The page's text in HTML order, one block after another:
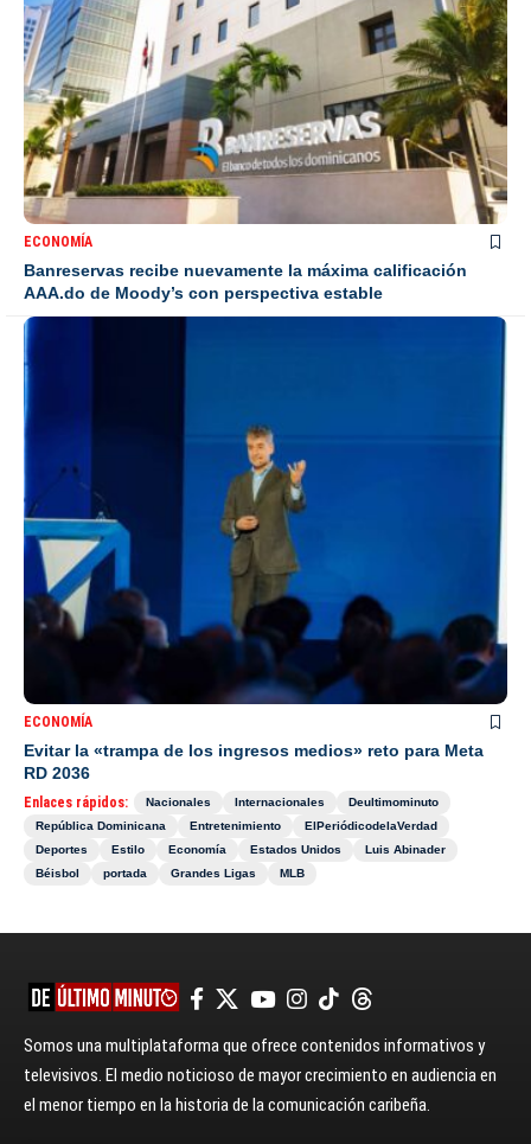
ECONOMÍA
Banreservas recibe nuevamente la máxima calificación
AAA.do de Moody’s con perspectiva estable
ECONOMÍA
Evitar la «trampa de los ingresos medios» reto para Meta
RD 2036
Enlaces rápidos: Nacionales Internacionales
Deultimominuto
República Dominicana
Entretenimiento
ElPeriódicodelaVerdad
Deportes
Estilo Economía Estados Unidos
Luis Abinader
Béisbol
portada Grandes Ligas MLB
Somos una multiplataforma que ofrece contenidos informativos y
televisivos. El medio noticioso de mayor crecimiento en audiencia en
el menor tiempo en la historia de la comunicación caribeña.